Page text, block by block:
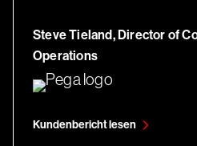
Steve Tieland,Director of
Operations
Kundenbericht lesen